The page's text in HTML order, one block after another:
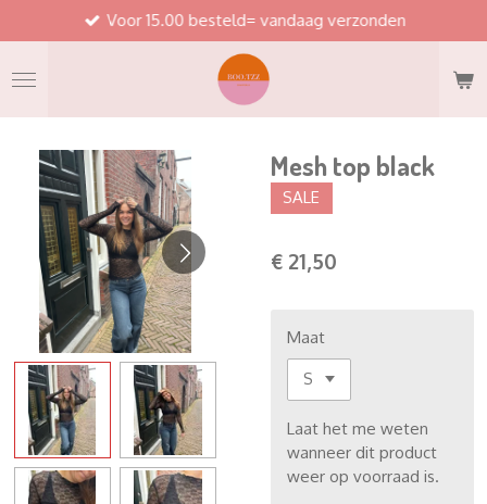
direct
naar
de
hoofdinhoud
Voor 15.00 besteld= vandaag verzonden
Mesh top black
SALE
€ 21,50
Maat
Laat het me weten
wanneer dit product
weer op voorraad is.